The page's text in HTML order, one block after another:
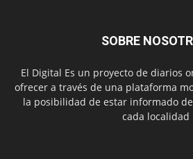
SOBRE
El Digital Es un proyecto de diarios
ofrecer a través de una plataforma
la posibilidad de estar informado
cada localidad